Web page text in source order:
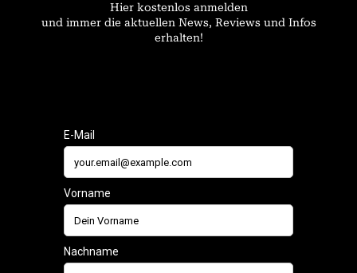
Hier kostenlos anmelden
und immer die aktuellen News, Reviews und Infos
erhalten!